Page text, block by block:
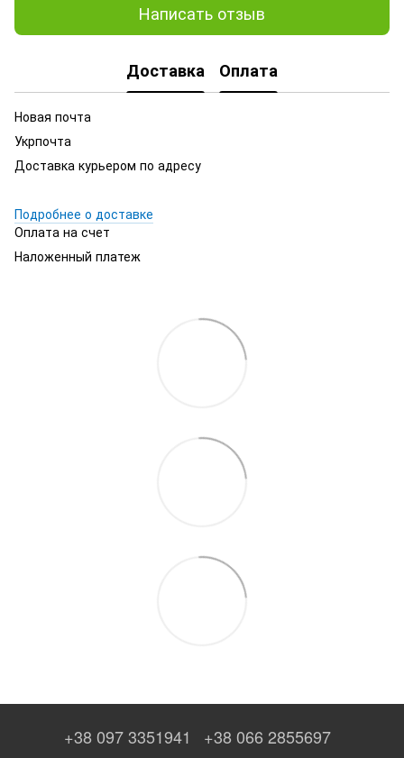
Написать отзыв
Доставка Оплата
Новая почта
Укрпочта
Доставка курьером по адресу
Подробнее о доставке
Оплата на счет
Наложенный платеж
+38 097 3351941 +38 066 2855697